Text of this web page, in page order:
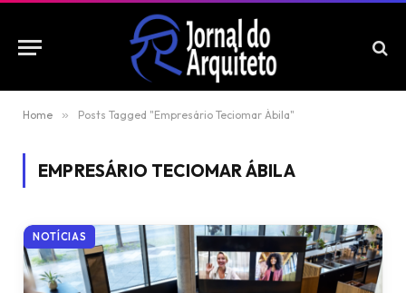
Home » Posts Tagged "Empresário Teciomar Ábila"
EMPRESÁRIO TECIOMAR ÁBILA
NOTÍCIAS